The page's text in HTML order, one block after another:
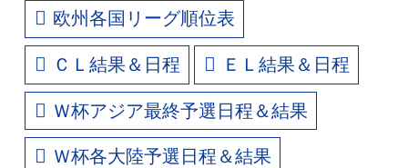
欧州各国リーグ順位表
ＣＬ結果＆日程 ＥＬ結果＆日程
Ｗ杯アジア最終予選日程＆結果
Ｗ杯各大陸予選日程＆結果